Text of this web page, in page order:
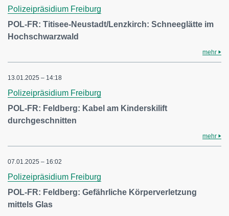
Polizeipräsidium Freiburg
POL-FR: Titisee-Neustadt/Lenzkirch: Schneeglätte im
Hochschwarzwald
mehr
13.01.2025 – 14:18
Polizeipräsidium Freiburg
POL-FR: Feldberg: Kabel am Kinderskilift
durchgeschnitten
mehr
07.01.2025 – 16:02
Polizeipräsidium Freiburg
POL-FR: Feldberg: Gefährliche Körperverletzung
mittels Glas